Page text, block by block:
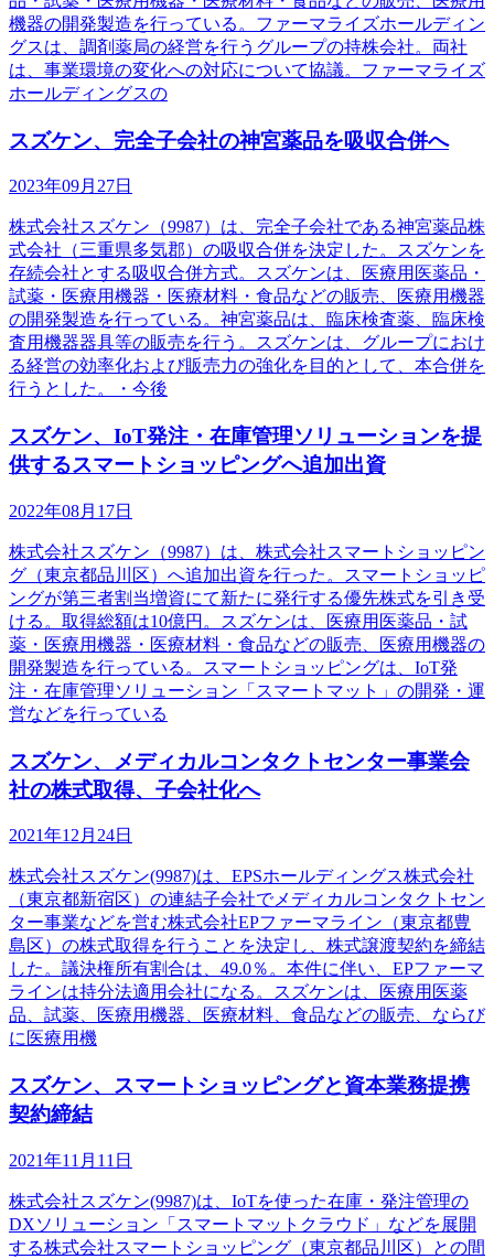
機器の開発製造を行っている。ファーマライズホールディン
グスは、調剤薬局の経営を行うグループの持株会社。両社
は、事業環境の変化への対応について協議。ファーマライズ
ホールディングスの
スズケン、完全子会社の神宮薬品を吸収合併へ
2023年09月27日
株式会社スズケン（9987）は、完全子会社である神宮薬品株
式会社（三重県多気郡）の吸収合併を決定した。スズケンを
存続会社とする吸収合併方式。スズケンは、医療用医薬品・
試薬・医療用機器・医療材料・食品などの販売、医療用機器
の開発製造を行っている。神宮薬品は、臨床検査薬、臨床検
査用機器器具等の販売を行う。スズケンは、グループにおけ
る経営の効率化および販売力の強化を目的として、本合併を
行うとした。・今後
スズケン、IoT発注・在庫管理ソリューションを提
供するスマートショッピングへ追加出資
2022年08月17日
株式会社スズケン（9987）は、株式会社スマートショッピン
グ（東京都品川区）へ追加出資を行った。スマートショッピ
ングが第三者割当増資にて新たに発行する優先株式を引き受
ける。取得総額は10億円。スズケンは、医療用医薬品・試
薬・医療用機器・医療材料・食品などの販売、医療用機器の
開発製造を行っている。スマートショッピングは、IoT発
注・在庫管理ソリューション「スマートマット」の開発・運
営などを行っている
スズケン、メディカルコンタクトセンター事業会
社の株式取得、子会社化へ
2021年12月24日
株式会社スズケン(9987)は、EPSホールディングス株式会社
（東京都新宿区）の連結子会社でメディカルコンタクトセン
ター事業などを営む株式会社EPファーマライン（東京都豊
島区）の株式取得を行うことを決定し、株式譲渡契約を締結
した。議決権所有割合は、49.0％。本件に伴い、EPファーマ
ラインは持分法適用会社になる。スズケンは、医療用医薬
品、試薬、医療用機器、医療材料、食品などの販売、ならび
に医療用機
スズケン、スマートショッピングと資本業務提携
契約締結
2021年11月11日
株式会社スズケン(9987)は、IoTを使った在庫・発注管理の
DXソリューション「スマートマットクラウド」などを展開
する株式会社スマートショッピング（東京都品川区）との間